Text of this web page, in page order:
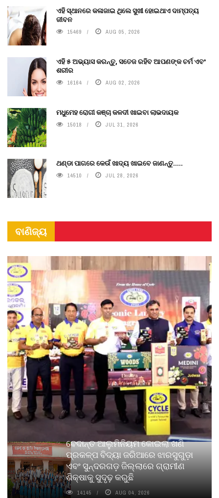
ଏହି ସ୍ଥାନରେ କଳାଜାଇ ଥିଲେ ସୁଖୀ ହୋଇଥାଏ ଦାମ୍ପତ୍ୟ
ଜୀବନ
15469 AUG 05, 2026
ଏହି ୫ ଅଭ୍ୟାସ କରନ୍ତୁ, ସତେଜ ରହିବ ଆପଣଙ୍କ ଚର୍ମ ଏବଂ
ଶରୀର
16164 AUG 02, 2026
ମଧୁମେହ ରୋଗୀ କଞ୍ଚା କଳଦୀ ଖାଇବା ଲାଭଦାୟକ
15018 JUL 31, 2026
ଥଣ୍ଡା ପାଗରେ କେଉଁ ଖାଦ୍ୟ ଖାଇବେ ଜାଣନ୍ତୁ.....
14510 JUL 28, 2026
ବାଣିଜ୍ୟ
ବେଦାନ୍ତ ଆଲୁମିନିୟମ କୋଇଲା ଖଣି
ପ୍ରକଳ୍ପ ବିଦ୍ୟା ଜରିଆରେ ଝାରସୁଗୁଡ଼ା
ଏବଂ ସୁନ୍ଦରଗଡ଼ ଜିଲ୍ଲାରେ ଗ୍ରାମୀଣ
ଶିକ୍ଷାକୁ ସୁଦୃଢ଼ କରୁଛି
14145 AUG 04, 2026